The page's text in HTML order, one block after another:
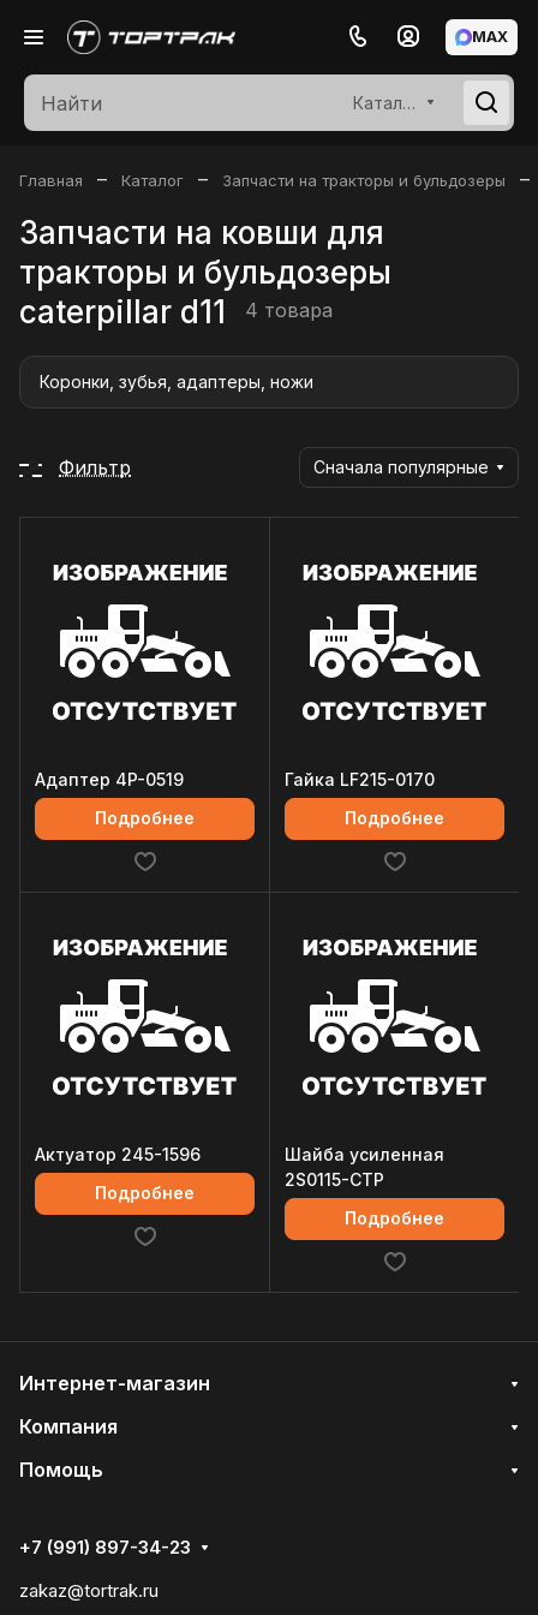
Каталог
MAX
Главная – Каталог – Запчасти на тракторы и бульдозеры –
Запчасти на ковши для
тракторы и бульдозеры
caterpillar d11
4 товара
Коронки, зубья, адаптеры, ножи
Фильтр Сначала популярные
Адаптер 4P-0519
Подробнее
Гайка LF215-0170
Подробнее
Актуатор 245-1596
Подробнее
Шайба усиленная
2S0115-CTP
Подробнее
Интернет-магазин
Компания
Помощь
+7 (991) 897-34-23
zakaz@tortrak.ru